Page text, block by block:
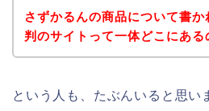
さずかるんの商品について書か
判のサイトって一体どこにある
という人も、たぶんいると思い